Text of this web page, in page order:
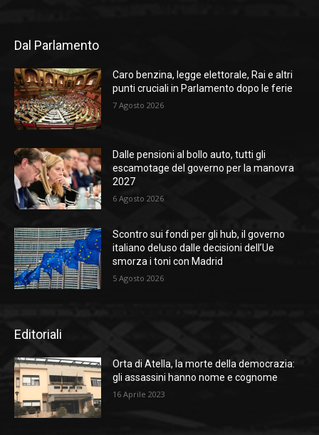
Dal Parlamento
Caro benzina, legge elettorale, Rai e altri
punti cruciali in Parlamento dopo le ferie
7 Agosto 2026
Dalle pensioni al bollo auto, tutti gli
escamotage del governo per la manovra
2027
6 Agosto 2026
Scontro sui fondi per gli hub, il governo
italiano deluso dalle decisioni dell’Ue
smorza i toni con Madrid
5 Agosto 2026
Editoriali
Orta di Atella, la morte della democrazia:
gli assassini hanno nome e cognome
16 Aprile 2023